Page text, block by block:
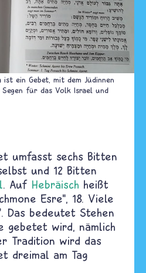
ist ein Gebet, mit dem Jüdinnen
für das Volk Israel und
umfasst sechs Bitten
und 12 Bitten
. Auf Hebräisch heißt
Esre“, 18. Viele
Das bedeutet Stehen
gebetet wird, nämlich
Tradition wird das
dreimal am Tag